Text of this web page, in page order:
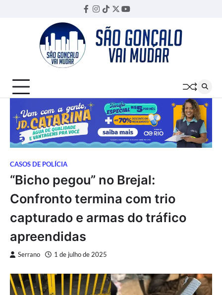
Facebook
Instagram
TikTok
TwitterYouTube
CASOS DE POLÍCIA
“Bicho pegou” no Brejal:
Confronto termina com trio
capturado e armas do tráfico
apreendidas
Serrano 1 de julho de 2025